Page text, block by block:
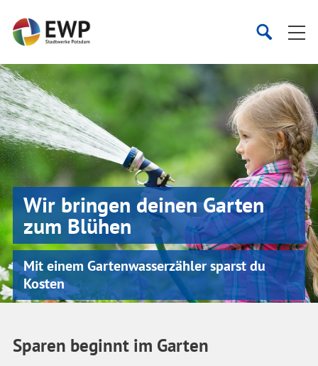
Startseite
SucheSuche
Wir bringen deinen Garten
zum Blühen
Mit einem Gartenwasserzähler sparst du
Kosten
Sparen beginnt im Garten